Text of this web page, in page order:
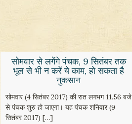
​सोमवार से लगेंगे पंचक, 9 सितंबर तक
भूल से भी न करें ये काम, हो सकता है
नुकसान
सोमवार (4 सितंबर 2017) की रात लगभग 11.56 बजे
से पंचक शुरु हो जाएगा। यह पंचक शनिवार (9
सितंबर 2017) […]